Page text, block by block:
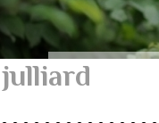
julliard